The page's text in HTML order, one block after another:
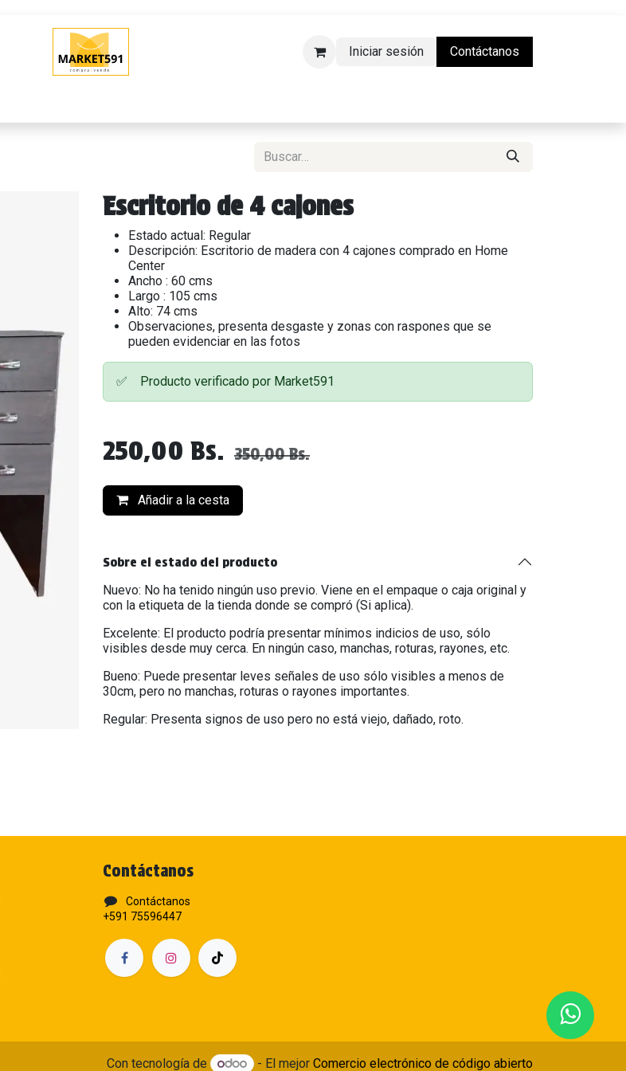
Iniciar sesión
Contáctanos
Escritorio de 4 cajones
Estado actual: Regular
Descripción: Escritorio de madera con 4 cajones comprado en Home
Center
Ancho : 60 cms
Largo : 105 cms
Alto: 74 cms
Observaciones, presenta desgaste y zonas con raspones que se
pueden evidenciar en las fotos
✅ Producto verificado por Market591
250,00 Bs. 350,00Bs.
Añadir a la cesta
Sobre el estado del producto
Nuevo: No ha tenido ningún uso previo. Viene en el empaque o caja original y
con la etiqueta de la tienda donde se compró (Si aplica).
Excelente: El producto podría presentar mínimos indicios de uso, sólo
visibles desde muy cerca. En ningún caso, manchas, roturas, rayones, etc.
Bueno: Puede presentar leves señales de uso sólo visibles a menos de
30cm, pero no manchas, roturas o rayones importantes.
Regular: Presenta signos de uso pero no está viejo, dañado, roto.
Contáctanos
Contáctanos
+591 75596447
Con tecnología de - El mejor Comercio electrónico de código abierto